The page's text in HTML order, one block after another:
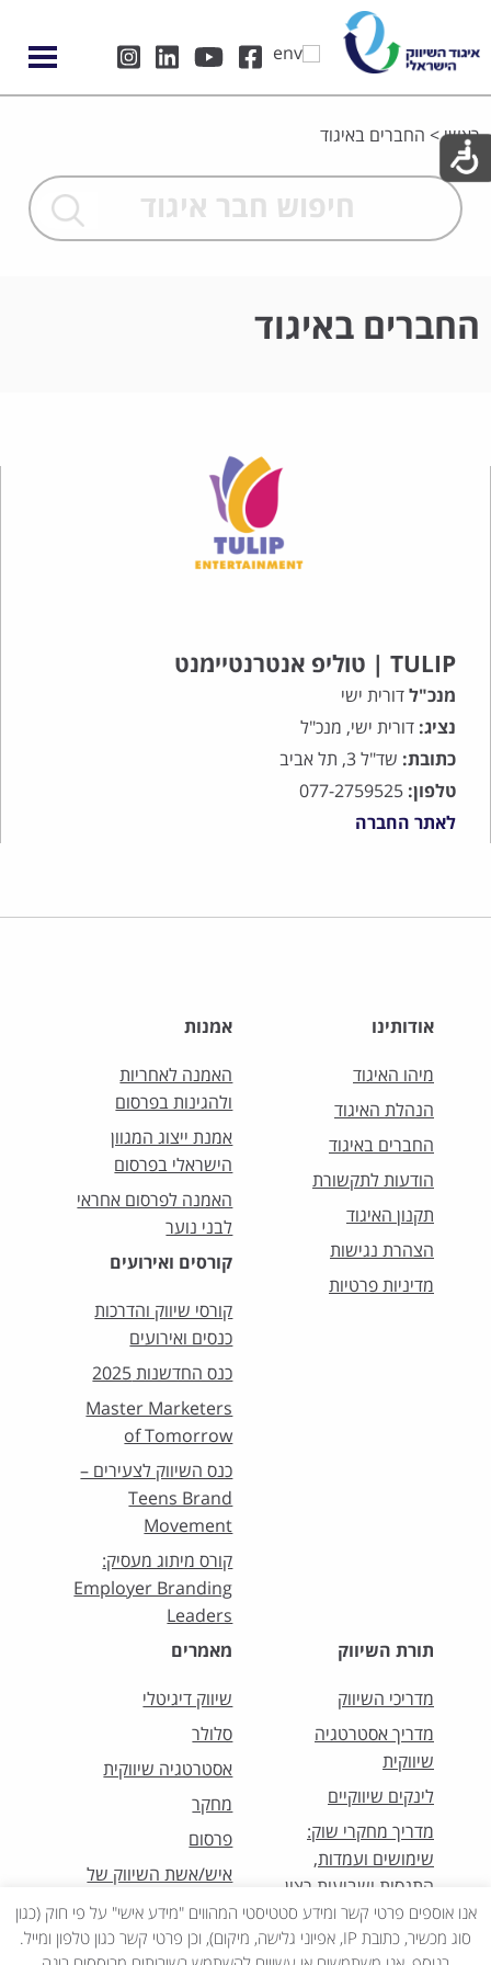
ראשי> החברים באיגוד
החברים באיגוד
TULIP | טוליפ אנטרנטיימנט
מנכ"ל דורית ישי
נציג: דורית ישי, מנכ"ל
כתובת: שד"ל 3, תל אביב
טלפון: 077-2759525
לאתר החברה
אודותינו
מיהו האיגוד
הנהלת האיגוד
החברים באיגוד
הודעות לתקשורת
תקנון האיגוד
הצהרת נגישות
מדיניות פרטיות
אמנות
האמנה לאחריות
ולהגינות בפרסום
אמנת ייצוג המגוון
הישראלי בפרסום
האמנה לפרסום אחראי
לבני נוער
קורסים ואירועים
קורסי שיווק והדרכות
כנסים ואירועים
כנס החדשנות 2025
Master Marketers
of Tomorrow
כנס השיווק לצעירים –
Teens Brand
Movement
קורס מיתוג מעסיק:
Employer Branding
Leaders
תורת השיווק
מדריכי השיווק
מדריך אסטרטגיה
שיווקית
לינקים שיווקיים
מדריך מחקרי שוק:
שימושים ועמדות,
התנסות ושביעות רצון
מאמרים
שיווק דיגיטלי
סלולר
אסטרטגיה שיווקית
מחקר
פרסום
איש/אשת השיווק של
החודש
אנו אוספים פרטי קשר ומידע סטטיסטי המהווים "מידע אישי" על פי חוק (כגון
סוג מכשיר, כתובת IP, אפיוני גלישה, מיקום), וכן פרטי קשר כגון טלפון ומייל.